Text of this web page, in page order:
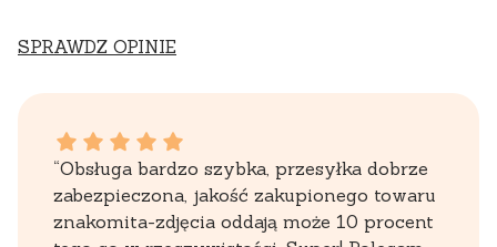
SPRAWDZ OPINIE
WOJCIECH dał ocenę: 5
“Obsługa bardzo szybka, przesyłka dobrze
zabezpieczona, jakość zakupionego towaru
znakomita-zdjęcia oddają może 10 procent